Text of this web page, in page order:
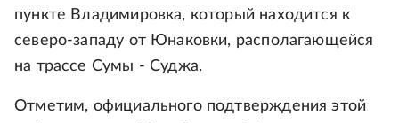
пункте Владимировка, который находится к
северо-западу от Юнаковки, располагающейся
на трассе Сумы - Суджа.
Отметим, официального подтверждения этой